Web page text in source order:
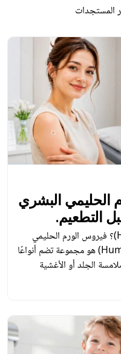
المستجدات
الحليمي البشري
ما هو فيروس الورم الحليمي البشري (HPV)؟ فيروس الورم الحليمي
البشري (Human Papillomavirus – HPV) هو مجموعة تضم أنواعًا
الجلد أو الأغشية